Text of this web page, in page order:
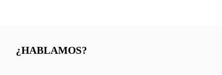
¿HABLAMOS?